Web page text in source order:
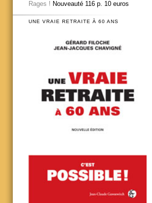
Rages ! Nouveauté 116 p. 10 euros
UNE VRAIE RETRAITE À 60 ANS